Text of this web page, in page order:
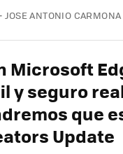
JOSE ANTONIO CARMONA
Microsoft
y seguro
que
Update